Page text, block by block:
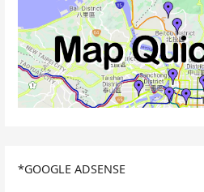
*GOOGLE ADSENSE